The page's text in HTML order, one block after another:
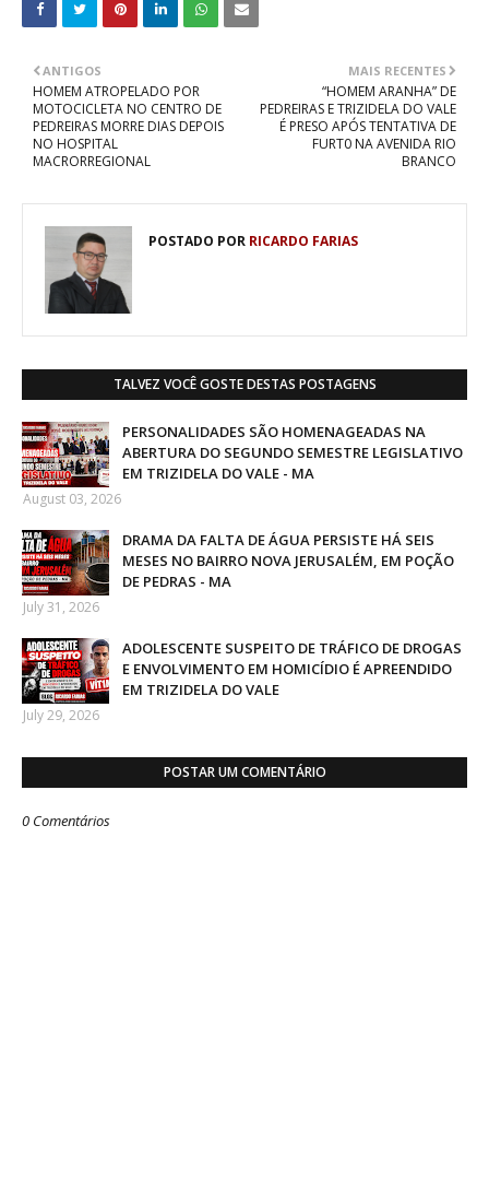
MAIS RECENTES
“HOMEM ARANHA” DE
PEDREIRAS E TRIZIDELA DO VALE
É PRESO APÓS TENTATIVA DE
FURT0 NA AVENIDA RIO
BRANCO
ANTIGOS
HOMEM ATROPELADO POR
MOTOCICLETA NO CENTRO DE
PEDREIRAS MORRE DIAS DEPOIS
NO HOSPITAL
MACRORREGIONAL
POSTADO POR RICARDO FARIAS
TALVEZ VOCÊ GOSTE DESTAS POSTAGENS
PERSONALIDADES SÃO HOMENAGEADAS NA
ABERTURA DO SEGUNDO SEMESTRE LEGISLATIVO
EM TRIZIDELA DO VALE - MA
August 03, 2026
DRAMA DA FALTA DE ÁGUA PERSISTE HÁ SEIS
MESES NO BAIRRO NOVA JERUSALÉM, EM POÇÃO
DE PEDRAS - MA
July 31, 2026
ADOLESCENTE SUSPEITO DE TRÁFICO DE DROGAS
E ENVOLVIMENTO EM HOMICÍDIO É APREENDIDO
EM TRIZIDELA DO VALE
July 29, 2026
POSTAR UM COMENTÁRIO
0 Comentários